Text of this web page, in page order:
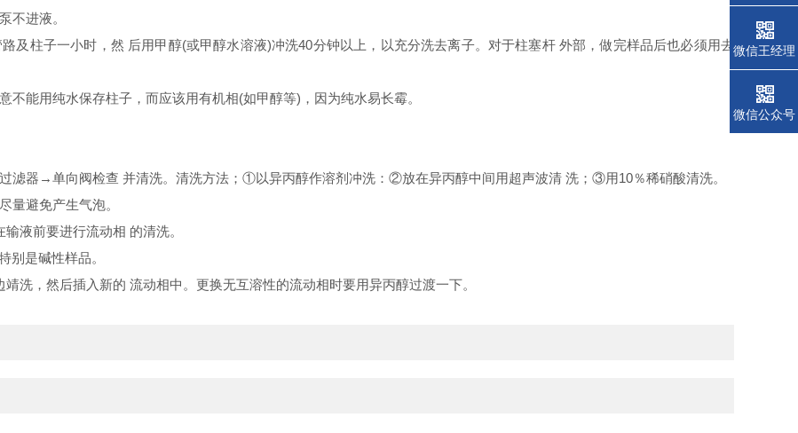
不进液。
及柱子一小时，然 后用甲醇(或甲醇水溶液)冲洗40分钟以上，以充分洗去离子。对于柱塞杆 外部，做完样品后也必须用去
能用纯水保存柱子，而应该用有机相(如甲醇等)，因为纯水易长霉。
器→单向阀检查 并清洗。清洗方法；①以异丙醇作溶剂冲洗：②放在异丙醇中间用超声波清 洗；③用10％稀硝酸清洗。
量避免产生气泡。
液前要进行流动相 的清洗。
别是碱性样品。
洗，然后插入新的 流动相中。更换无互溶性的流动相时要用异丙醇过渡一下。
微信王经理
微信公众号